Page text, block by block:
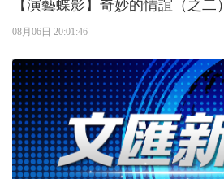
【演藝蝶影】奇妙的情誼（之二）
08月06日 20:01:46